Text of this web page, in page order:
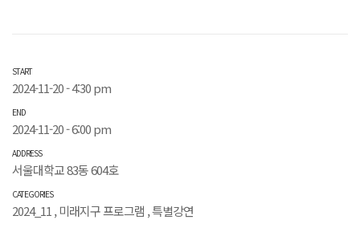
START
2024-11-20 - 4:30 pm
END
2024-11-20 - 6:00 pm
ADDRESS
서울대학교 83동 604호
CATEGORIES
2024_11 ,미래지구 프로그램 ,특별강연